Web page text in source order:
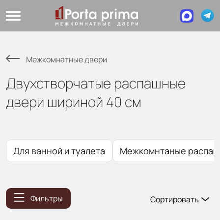
Межкомнатные двери
Двухстворчатые распашные
двери шириной 40 см
Для ванной и туалета Межкомнтаные
Фильтры
Сортировать